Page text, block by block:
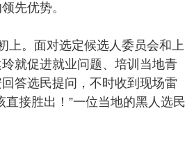
先优势。
上。面对选定候选人委员会和上
就促进就业问题、培训当地青
答选民提问，不时收到现场雷
直接胜出！”一位当地的黑人选民